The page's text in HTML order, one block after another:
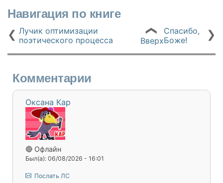
Навигация по книге
❮ Лучик оптимизации
поэтического процесса
❮
Вверх
Спасибо,
Боже!
❯
Комментарии
Оксана Кар
🔴 Офлайн
Был(а): 06/08/2026 - 16:01
Послать ЛС